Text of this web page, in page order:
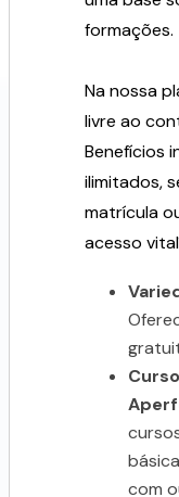
formações.
Na nossa
livre ao
Benefícios
ilimitados,
matrícula
acesso
com